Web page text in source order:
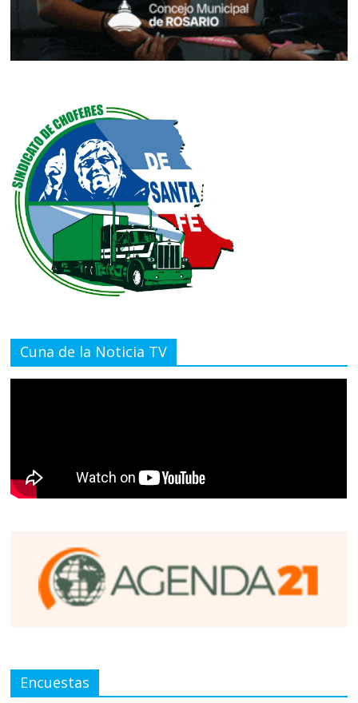
Cuna de la Noticia TV
Encuestas